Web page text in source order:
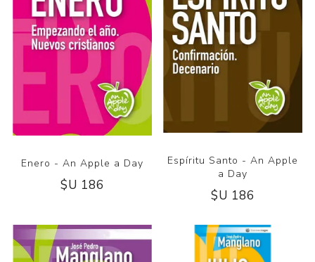
Enero - An Apple a Day
$U 186
Espíritu Santo - An Apple
a Day
$U 186